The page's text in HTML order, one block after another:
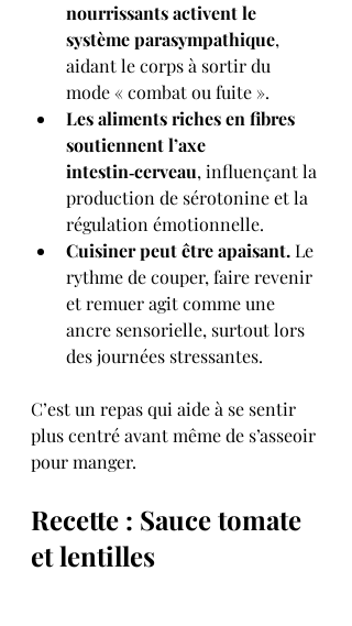
nourrissants activent le
système parasympathique,
aidant le corps à sortir du
mode « combat ou fuite ».
Les aliments riches en fibres
soutiennent l’axe
intestin‑cerveau, influençant la
production de sérotonine et la
régulation émotionnelle.
Cuisiner peut être apaisant. Le
rythme de couper, faire revenir
et remuer agit comme une
ancre sensorielle, surtout lors
des journées stressantes.
C’est un repas qui aide à se sentir
plus centré avant même de s’asseoir
pour manger.
Recette : Sauce tomate
et lentilles